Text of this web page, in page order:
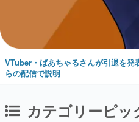
VTuber・ばあちゃるさんが引退を発
らの配信で説明
カテゴリーピッ